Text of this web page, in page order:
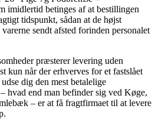
imidlertid betinges af at bestillingen
tidspunkt, sådan at de højst
sendt afsted forinden personalet
præsterer levering uden
kun når der erhverves for et fastslået
dig den mest betalelige
hvad end man befinder sig ved Køge,
– er at få fragtfirmaet til at levere